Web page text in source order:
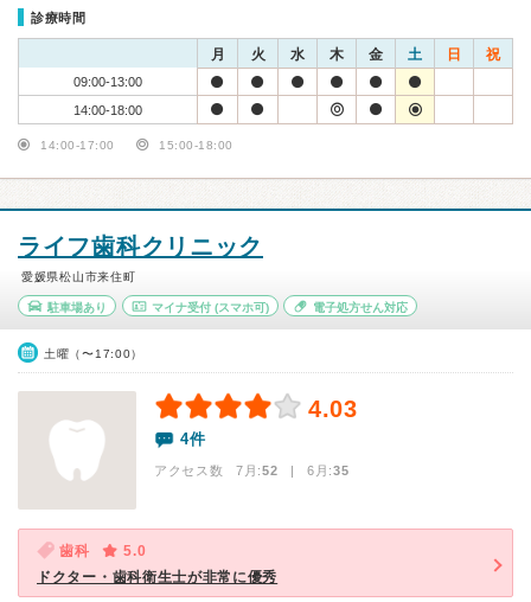
診療時間
月 火 水 木 金 土 日 祝
09:00-13:00
14:00-18:00
14:00-17:00 15:00-18:00
ライフ歯科クリニック
愛媛県松山市来住町
駐車場あり マイナ受付(スマホ可) 電子処方せん対応
土曜（〜17:00）
4.03
4件
アクセス数 7月:52 | 6月:35
歯科
5.0
ドクター・歯科衛生士が非常に優秀